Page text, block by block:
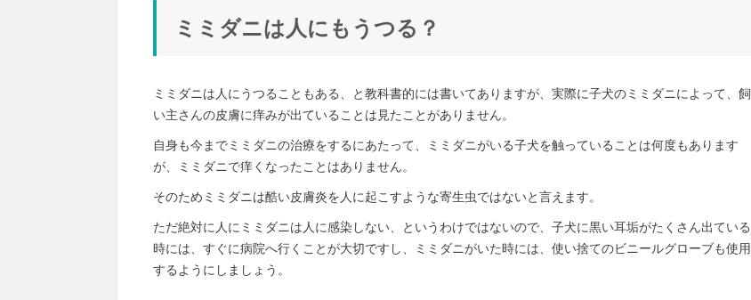
ミミダニは人にもうつる？
ミミダニは人にうつることもある、と教科書的には書いてありますが、実際に子犬のミミダニによって、飼
い主さんの皮膚に痒みが出ていることは見たことがありません。
自身も今までミミダニの治療をするにあたって、ミミダニがいる子犬を触っていることは何度もあります
が、ミミダニで痒くなったことはありません。
そのためミミダニは酷い皮膚炎を人に起こすような寄生虫ではないと言えます。
ただ絶対に人にミミダニは人に感染しない、というわけではないので、子犬に黒い耳垢がたくさん出ている
時には、すぐに病院へ行くことが大切ですし、ミミダニがいた時には、使い捨てのビニールグローブも使用
するようにしましょう。